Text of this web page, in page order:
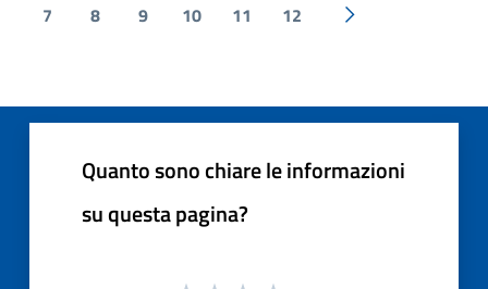
7
8 9 10 11 12 Pagina successiva
Quanto sono chiare le informazioni
su questa pagina?